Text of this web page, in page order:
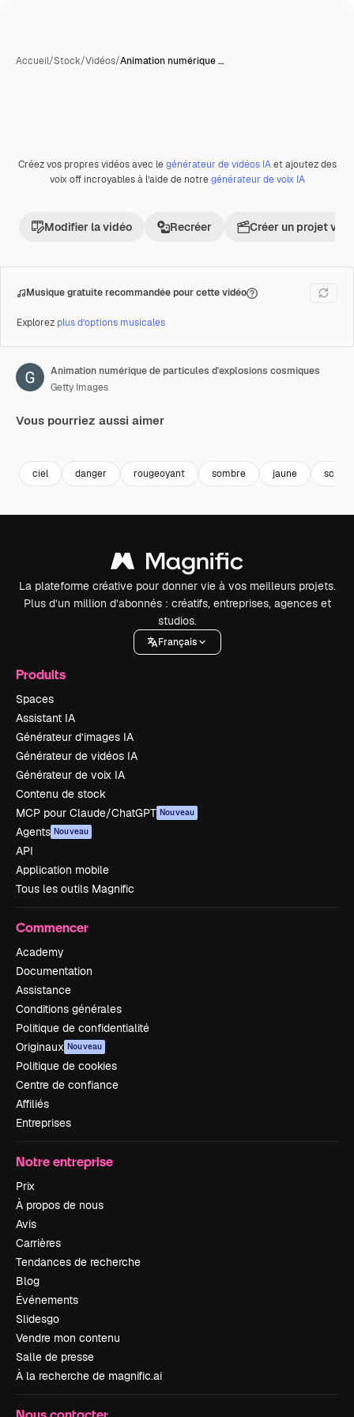
Accueil/Stock/Vidéos/Animation numérique …
Premium
Créez vos propres vidéos avec legénérateur de vidéos IAet ajoutez des
voix off incroyables à l’aide de notregénérateur de voix IA
Modifier la vidéo Recréer Créer un projet
Musique gratuite recommandée pour cette vidéo
Explorez plus d’options musicales
Animation numérique de particules d'explosions cosmiques
Getty Images
Vous pourriez aussi aimer
ciel danger rougeoyant sombre jaune
La plateforme créative pour donner vie à vos meilleurs projets.
Plus d’un million d’abonnés : créatifs, entreprises, agences et
studios.
Français
Produits
Spaces
Assistant IA
Générateur d’images IA
Générateur de vidéos IA
Générateur de voix IA
Contenu de stock
MCP pour Claude/ChatGPT Nouveau
Agents Nouveau
API
Application mobile
Tous les outils Magnific
Commencer
Academy
Documentation
Assistance
Conditions générales
Politique de confidentialité
Originaux Nouveau
Politique de cookies
Centre de confiance
Affiliés
Entreprises
Notre entreprise
Prix
À propos de nous
Avis
Carrières
Tendances de recherche
Blog
Événements
Slidesgo
Vendre mon contenu
Salle de presse
À la recherche de magnific.ai